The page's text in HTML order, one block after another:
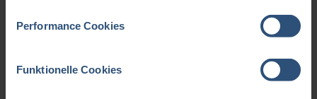
Performance Cookies
Funktionelle Cookies
Ausbildung in Alzey